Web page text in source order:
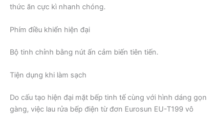
thức ăn cực kì nhanh chóng.
Phím điều khiển hiện đại
Bộ tinh chỉnh bằng nút ấn cảm biến tiên tiến.
Tiện dụng khi làm sạch
Do cấu tạo hiện đại mặt bếp tinh tế cùng với hình dáng gọn
gàng, việc lau rửa bếp điện từ đơn Eurosun EU-T199 vô